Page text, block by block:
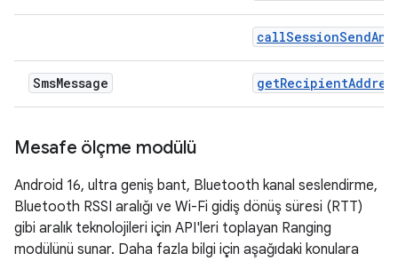
SmsMessage
Mesafe ölçme modülü
Android 16, ultra geniş bant, Bluetooth kanal seslendirme,
Bluetooth RSSI aralığı ve Wi-Fi gidiş dönüş süresi (RTT)
gibi aralık teknolojileri için API'leri toplayan Ranging
modülünü sunar. Daha fazla bilgi için aşağıdaki konulara